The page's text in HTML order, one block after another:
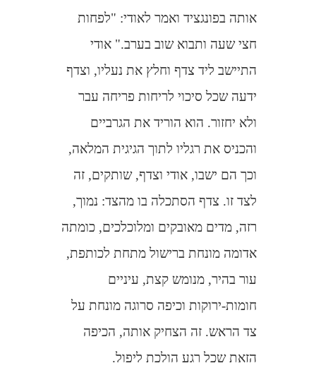
אותה בפונגציד ואמר לאודי: "לפחות
חצי שעה ותבוא שוב בערב." אודי
התיישב ליד צדף וחלץ את נעליו, וצדף
ידעה שכל סיכוי לריחות פריחה עבר
ולא יחזור. הוא הוריד את הגרביים
והכניס את רגליו לתוך הגיגית המלאה,
וכך הם ישבו, אודי וצדף, שותקים, זה
לצד זו. צדף הסתכלה בו מהצד: נמוך,
רזה, מדים מאובקים ומלוכלכים, כומתה
אדומה מונחת ברישול מתחת לכותפת,
עור בהיר, מנומש קצת, עיניים
חומות-ירוקות וכיפה סרוגה מונחת על
צד הראש. זה הצחיק אותה, הכיפה
הזאת שכל רגע הולכת ליפול.